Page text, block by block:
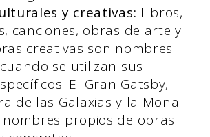
y creativas: Libros,
canciones, obras de arte y
creativas son nombres
se utilizan sus
El Gran Gatsby,
de las Galaxias y la Mona
nombres propios de obras